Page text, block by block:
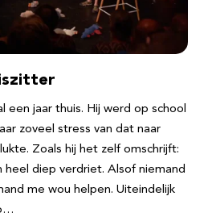
een jaar thuis. Hij werd op school
zoveel stress van dat naar
Zoals hij het zelf omschrijft:
heel diep verdriet. Alsof niemand
me wou helpen. Uiteindelijk